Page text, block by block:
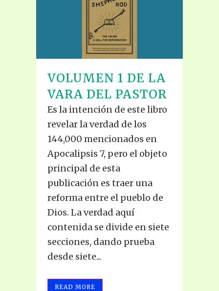
VOLUMEN 1 DE LA
VARA DEL PASTOR
Es la intención de este libro
revelar la verdad de los
144,000 mencionados en
Apocalipsis 7, pero el objeto
principal de esta
publicación es traer una
reforma entre el pueblo de
Dios. La verdad aquí
contenida se divide en siete
secciones, dando prueba
desde siete...
READ MORE